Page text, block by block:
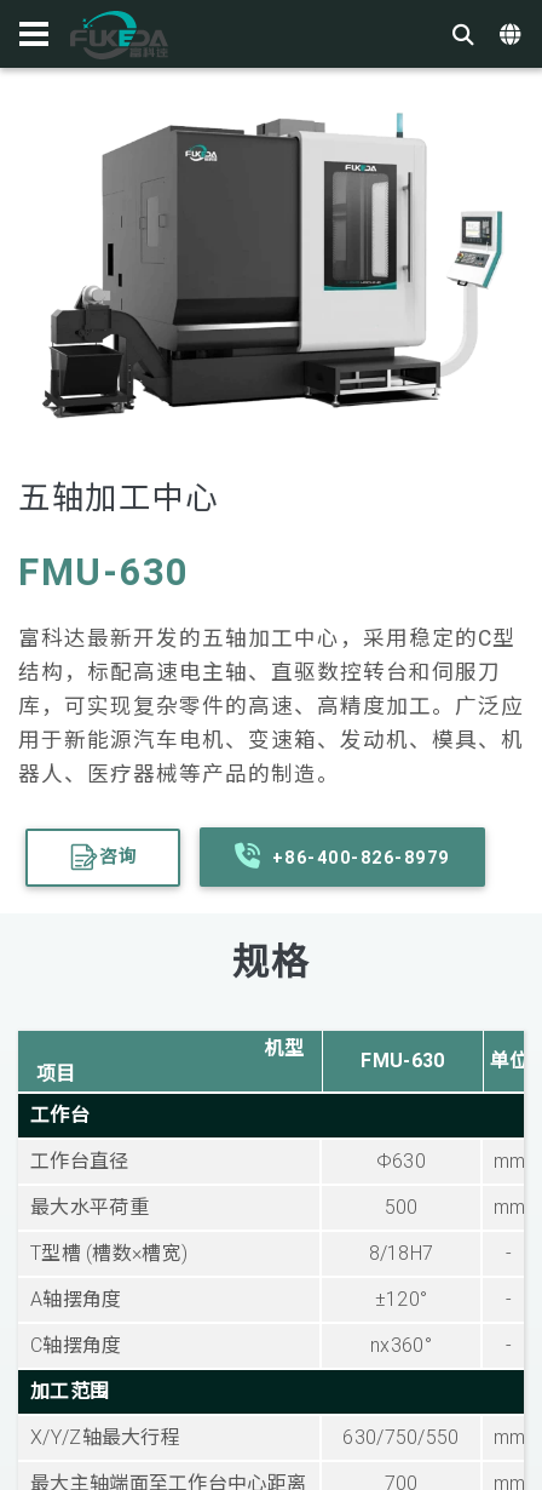
五轴加工中心
FMU-630
富科达最新开发的五轴加工中心，采用稳定的C型
结构，标配高速电主轴、直驱数控转台和伺服刀
库，可实现复杂零件的高速、高精度加工。广泛应
用于新能源汽车电机、变速箱、发动机、模具、机
器人、医疗器械等产品的制造。
咨询 +86-400-826-8979
规格
项目
机型
FMU-630 单位
工作台
工作台直径
Φ630
mm
最大水平荷重
500
mm
T型槽 (槽数×槽宽)
8/18H7
-
A轴摆角度
±120°
-
C轴摆角度
nx360°
-
加工范围
X/Y/Z轴最大行程
630/750/550
mm
最大主轴端面至工作台中心距离
700
mm